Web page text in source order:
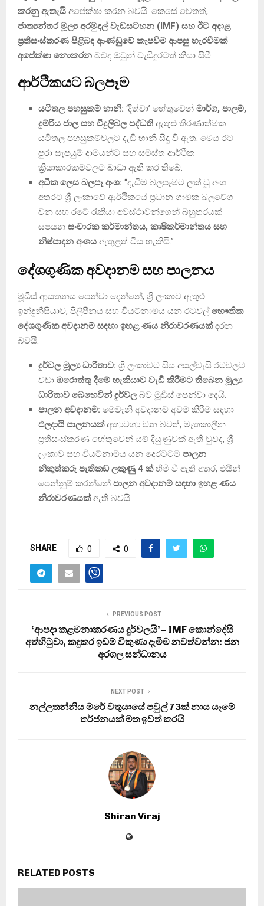
කරනු ඇතැයි අපේක්ෂා කරන බවයි. කෙසේ වෙතත්,
ජාත්‍යන්තර මූල්‍ය අරමුදල් වැඩසටහන (IMF) සහ ඊට අදාළ
ප්‍රතිසංස්කරණ පිළිබඳ ආණ්ඩුවේ කැපවීම ආපසු හැරවීමක්
අපේක්ෂා නොකරන බවද ඔවුන් වැඩිදුරටත් කියා සිටී.
ආර්ථිකයට බලපෑම
යටිතල පහසුකම් හානි: ‘දිත්වා’ හේතුවෙන් මාර්ග, පාලම්,
දුම්රිය ජාල සහ විදුලිබල පද්ධති ඇතුළු තීරණාත්මක
යටිතල පහසුකම්වලට දැඩි හානි සිදු වී ඇත. මෙය රට
පුරා සැපයුම් දාමයන්ට සහ සමස්ත ආර්ථික
ක්‍රියාකාරකම්වලට බාධා ඇති කර තිබේ.
අධික ලෙස බලපෑ අංශ: “දැඩිම බලපෑමට ලක් වූ අංශ
අතරට ශ්‍රී ලංකාවේ ආර්ථිකයේ ප්‍රධාන ගාමක බලවේග
වන සහ රටේ රැකියා අවස්ථාවන්ගෙන් බහුතරයක්
සපයන සංචාරක කර්මාන්තය, කෘෂිකර්මාන්තය සහ
නිෂ්පාදන අංශය ඇතුළත් විය හැකියි.”
දේශගුණික අවදානම සහ පාලනය
මූඩීස් ආයතනය පෙන්වා දෙන්නේ, ශ්‍රී ලංකාව ඇතුළු
ඉන්දුනීසියාව, පිලිපීනය සහ වියට්නාමය යන රටවල්භෞතික
දේශගුණික අවදානම් සඳහා ඉහළ ණය නිරාවරණයක්දරන
බවයි.
දුර්වල මූල්‍ය ධාරිතාව: ශ්‍රී ලංකාවට සිය අසල්වැසි රටවලට
වඩා ඔරොත්තු දීමේ හැකියාව වැඩි කිරීමට තිබෙන මූල්‍ය
ධාරිතාව බෙහෙවින් දුර්වලබව මූඩීස් පෙන්වා දෙයි.
පාලන අවදානම: මෙවැනි අවදානම් අවම කිරීම සඳහා
ඵලදායී පාලනයක්අත්‍යවශ්‍ය වන බවත්, මෑතකාලීන
ප්‍රතිසංස්කරණ හේතුවෙන් යම් දියුණුවක් ඇති වුවද, ශ්‍රී
ලංකාව සහ වියට්නාමය යන දෙරටටම පාලන
නිකුත්කරු පැතිකඩ ලකුණු 4 ක්හිමි වී ඇති අතර, එයින්
පෙන්නුම් කරන්නේ පාලන අවදානම් සඳහා ඉහළ ණය
නිරාවරණයක්ඇති බවයි.
SHARE 0 0
PREVIOUS POST
‘ආපදා කළමනාකරණය දුර්වලයි’ – IMF කොන්දේසි
අත්හිටුවා, කඳුකර ඉඩම් විකුණා දැමීම නවත්වන්න: ජන
අරගල සන්ධානය
NEXT POST
නල්ලතන්නිය මරේ වතුයායේ පවුල් 73ක් නාය යෑමේ
තර්ජනයක් මත ඉවත් කරයි
Shiran Viraj
RELATED POSTS